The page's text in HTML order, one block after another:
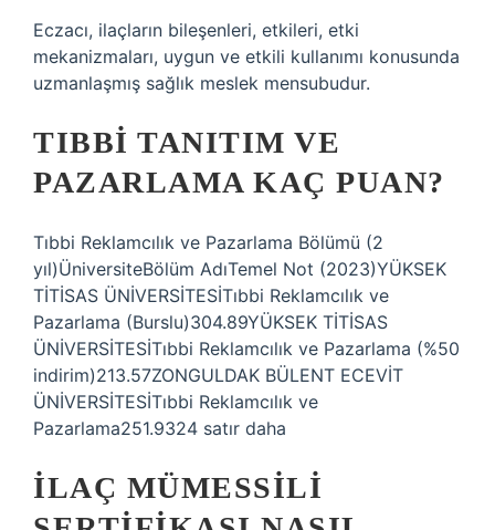
Eczacı, ilaçların bileşenleri, etkileri, etki
mekanizmaları, uygun ve etkili kullanımı konusunda
uzmanlaşmış sağlık meslek mensubudur.
TIBBI TANITIM VE
PAZARLAMA KAÇ PUAN?
Tıbbi Reklamcılık ve Pazarlama Bölümü (2
yıl)ÜniversiteBölüm AdıTemel Not (2023)YÜKSEK
TİTİSAS ÜNİVERSİTESİTıbbi Reklamcılık ve
Pazarlama (Burslu)304.89YÜKSEK TİTİSAS
ÜNİVERSİTESİTıbbi Reklamcılık ve Pazarlama (%50
indirim)213.57ZONGULDAK BÜLENT ECEVİT
ÜNİVERSİTESİTıbbi Reklamcılık ve
Pazarlama251.9324 satır daha
İLAÇ MÜMESSILI